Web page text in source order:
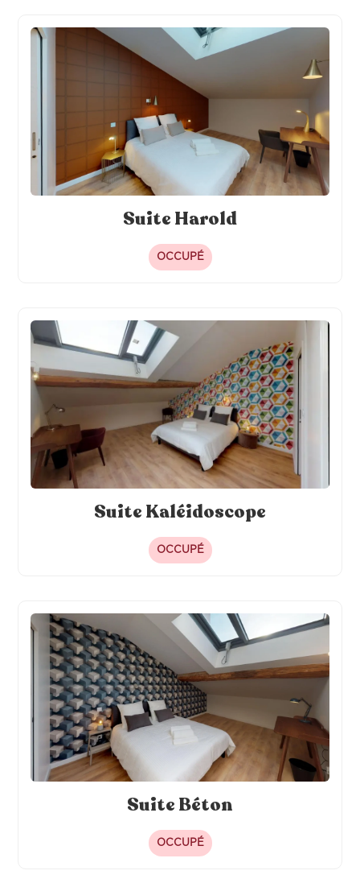
Suite Harold
OCCUPÉ
Suite Kaléidoscope
OCCUPÉ
Suite Béton
OCCUPÉ